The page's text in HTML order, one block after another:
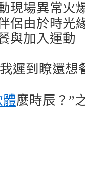
現場異常火
侶由於時光
與加入運動
遲到瞭還想
體麼時辰？”